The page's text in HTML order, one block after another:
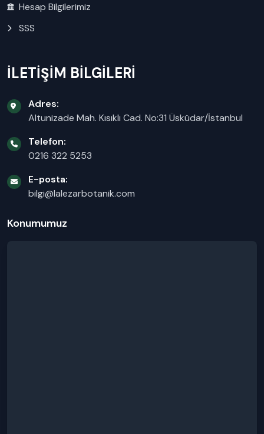
Hesap Bilgilerimiz
SSS
İLETİŞİM BİLGİLERİ
Adres:
Altunizade Mah. Kısıklı Cad. No:31 Üsküdar/İstanbul
Telefon:
0216 322 5253
E-posta:
bilgi@lalezarbotanik.com
Konumumuz